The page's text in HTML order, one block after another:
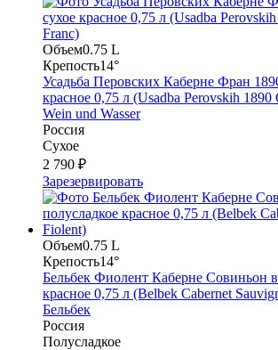
Объем0.75 L
Крепость14°
Усадьба Перовских Каберне Фран
красное 0,75 л (Usadba Perovskih 1890
Wein und Wasser
Россия
Сухое
2 790 ₽
Зарезервировать
Объем0.75 L
Крепость14°
Бельбек Фиолент Каберне Совиньон
красное 0,75 л (Belbek Cabernet
Бельбек
Россия
Полусладкое